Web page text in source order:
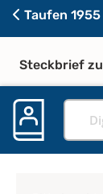
Taufen
Steckbrief